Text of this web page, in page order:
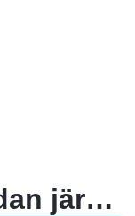
Bäst att smida medan järnet är varmt.